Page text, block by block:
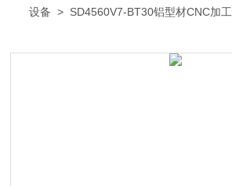
设备 > SD4560V7-BT30铝型材CNC加工